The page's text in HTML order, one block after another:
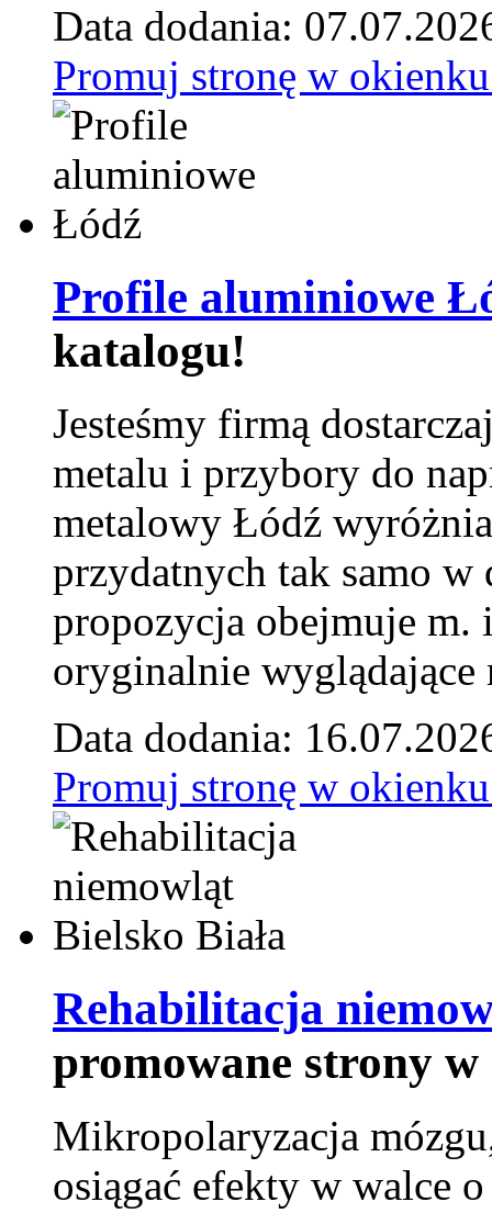
Data dodania:
Promuj stronę w
Profile aluminiowe
katalogu!
Jesteśmy firmą
metalu i przybory do
metalowy Łódź
przydatnych tak samo w
propozycja obejmuje m.
oryginalnie wyglądające
Data dodania:
Promuj stronę w
Rehabilitacja
promowane strony
Mikropolaryzacja
osiągać efekty w walce